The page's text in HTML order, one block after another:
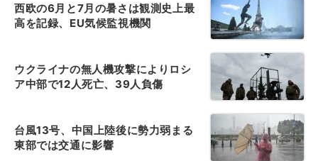
西欧の6月と7月の暑さは観測史上最
高を記録、EU気候監視機関
ウクライナの無人機攻撃によりロシ
ア中部で12人死亡、39人負傷
台風13号、中国上陸後に勢力弱まる
東部では交通に影響